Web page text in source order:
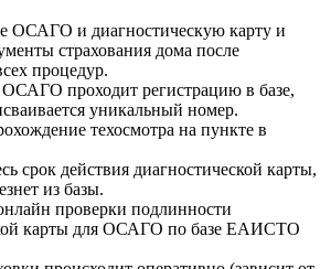
ОСАГО и диагностическую карту и
страхования дома после
процедур.
ОСАГО проходит регистрацию в базе,
уникальный номер.
техосмотра на пункте в
срок действия диагностической карты,
из базы.
проверки подлинности
карты для ОСАГО по базе ЕАИСТО